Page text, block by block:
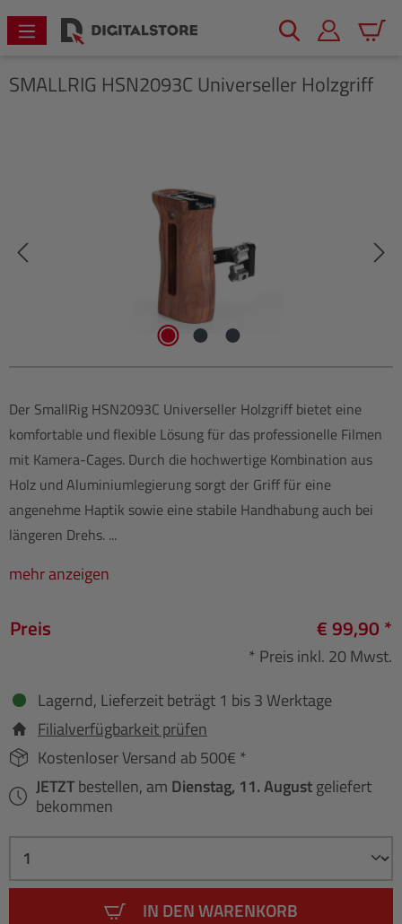
springen
SMALLRIG HSN2093C Universeller Holzgriff
Der SmallRig HSN2093C Universeller Holzgriff bietet eine
komfortable und flexible Lösung für das professionelle Filmen
mit Kamera-Cages. Durch die hochwertige Kombination aus
Holz und Aluminiumlegierung sorgt der Griff für eine
angenehme Haptik sowie eine stabile Handhabung auch bei
längeren Drehs. ...
mehr anzeigen
Preis € 99,90 *
* Preis inkl. 20 Mwst.
Lagernd, Lieferzeit beträgt 1 bis 3 Werktage
Filialverfügbarkeit prüfen
Kostenloser Versand ab 500€ *
JETZTbestellen, am Dienstag, 11. Augustgeliefert
bekommen
IN DEN WARENKORB